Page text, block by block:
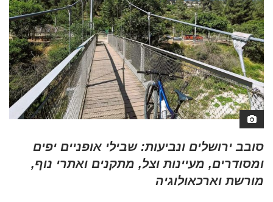
סובב ירושלים ונביעות: שבילי אופניים יפים
ומסודרים, מעיינות וצל, מתקנים ואתרי נוף,
מורשת וארכאולוגיה